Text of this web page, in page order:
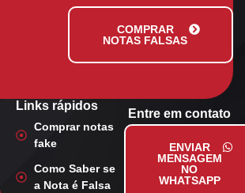
COMPRAR
NOTAS FALSAS
Links rápidos
Comprar notas
fake
Como Saber se
a Nota é Falsa
Entre em contato
ENVIAR
MENSAGEM
NO
WHATSAPP